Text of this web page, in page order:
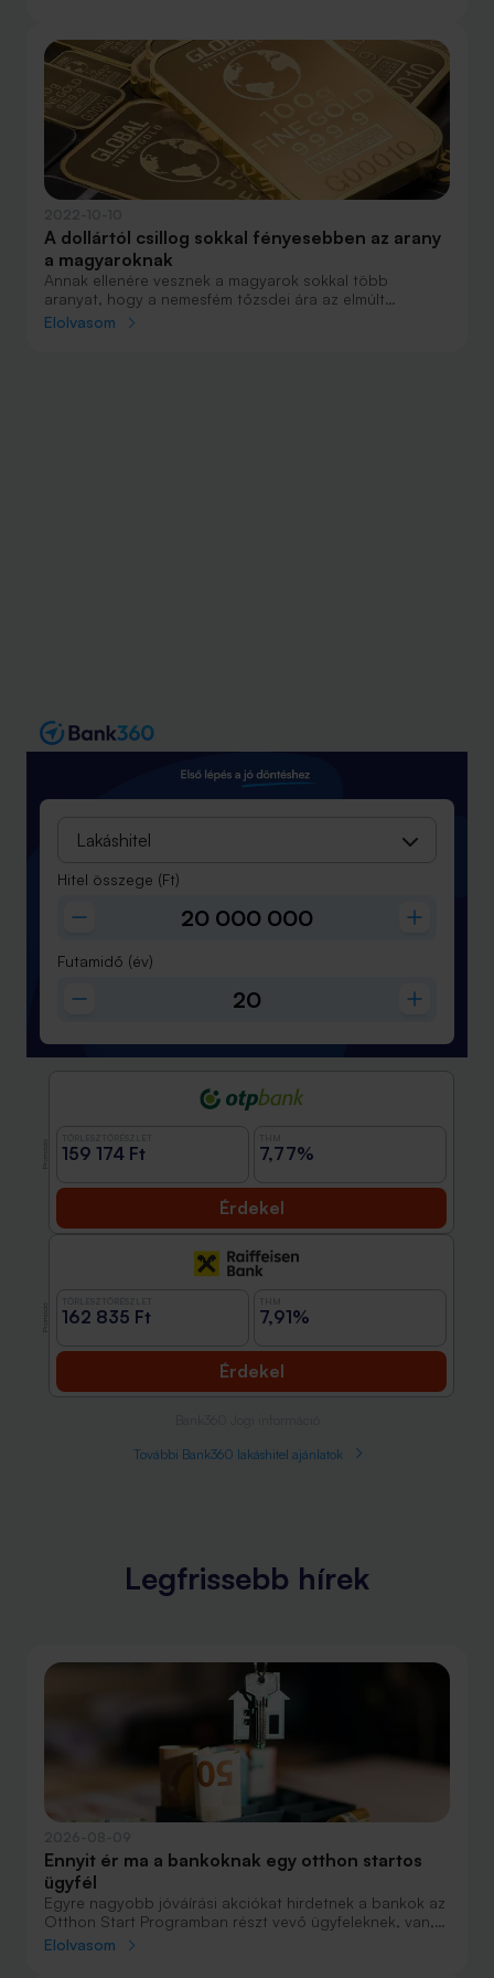
A dollártól csillog sokkal fényesebben az arany
a magyaroknak
Annak ellenére vesznek a magyarok sokkal több
aranyat, hogy a nemesfém tőzsdei ára az elmúlt
hónapokban jelentősen csökkent. A dollár szárnyalása
Elolvasom
Lakáshitel
Hitel összege (Ft)
Futamidő (év)
159 174 Ft 7,77%
Érdekel
162 835 Ft 7,91%
Érdekel
További Bank360 lakáshitel ajánlatok
Legfrissebb hírek
Ennyit ér ma a bankoknak egy otthon startos
ügyfél
Egyre nagyobb jóváírási akciókat hirdetnek a bankok az
Otthon Start Programban részt vevő ügyfeleknek, van,
ahol összesen akár félmillió forint jóváírást is össze lehet
Elolvasom